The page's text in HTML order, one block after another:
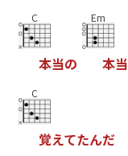
C
本当の
Em
本当
C
覚えてたんだ